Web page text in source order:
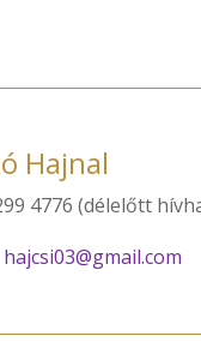
Hajnal
4776 (délelőtt
hajcsi03@gmail.com